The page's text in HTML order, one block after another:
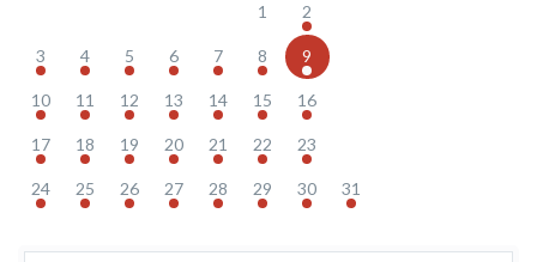
1 2
3 4 5 6 7 8 9
10 11 12 13 14 15 16
17 18 19 20 21 22 23
24 25 26 27 28 29 30 31